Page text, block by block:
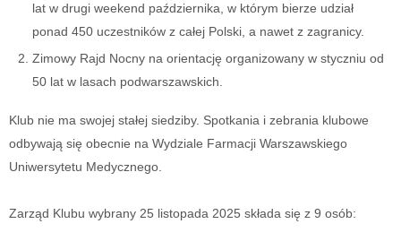
lat w drugi weekend października, w którym bierze udział
ponad 450 uczestników z całej Polski, a nawet z zagranicy.
Zimowy Rajd Nocny na orientację organizowany w styczniu od
50 lat w lasach podwarszawskich.
Klub nie ma swojej stałej siedziby. Spotkania i zebrania klubowe
odbywają się obecnie na Wydziale Farmacji Warszawskiego
Uniwersytetu Medycznego.
Zarząd Klubu wybrany 25 listopada 2025 składa się z 9 osób: